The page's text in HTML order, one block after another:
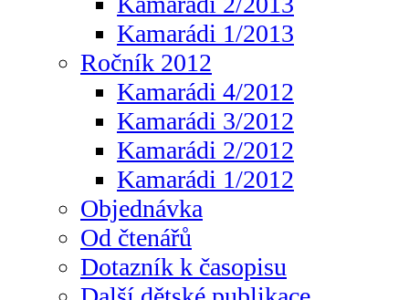
Kamarádi 1/2013
Ročník 2012
Kamarádi 4/2012
Kamarádi 3/2012
Kamarádi 2/2012
Kamarádi 1/2012
Objednávka
Od čtenářů
Dotazník k časopisu